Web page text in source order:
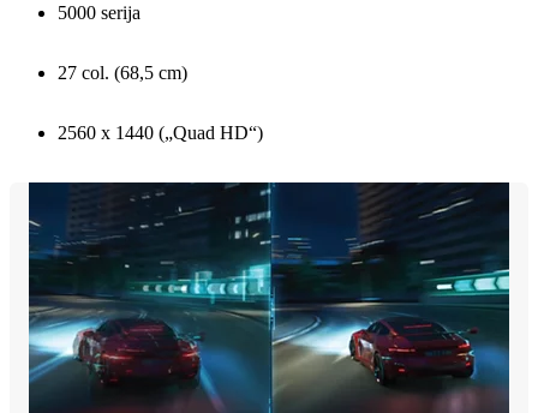
5000 serija
27 col. (68,5 cm)
2560 x 1440 („Quad HD“)